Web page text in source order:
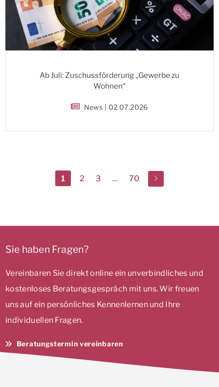
Ab Juli: Zuschussförderung „Gewerbe zu
Wohnen“
News | 02.07.2026
1 2 3 … 70
Sie haben Fragen?
Vereinbaren Sie direkt online ein unverbindliches und
kostenloses Beratungsgespräch mit uns. Wir freuen
uns auf ein persönliches Kennenlernen und Ihre
individuellen Fragen.
Beratungstermin vereinbaren